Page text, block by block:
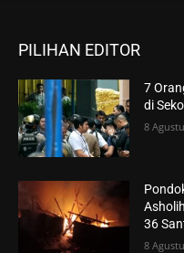
PILIHAN EDITOR
7
di
8
36
8